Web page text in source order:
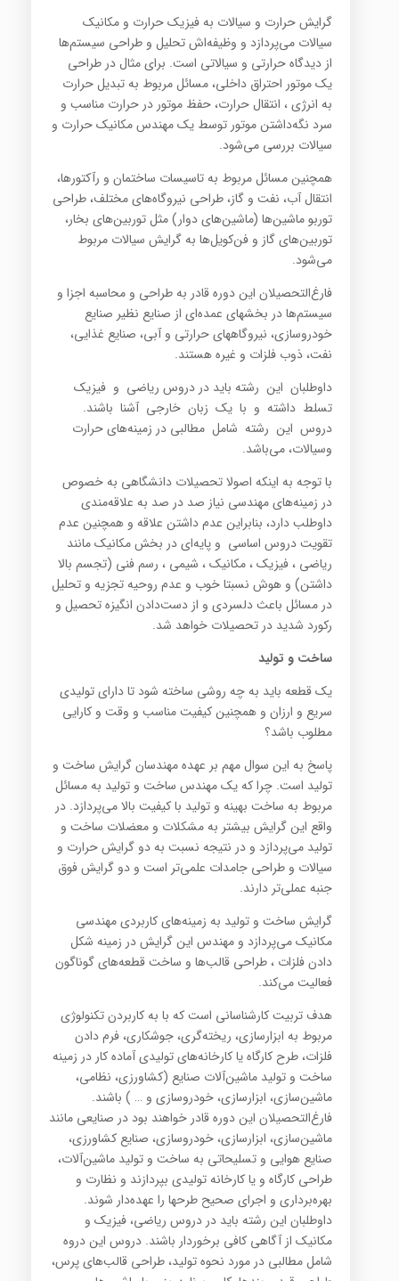
گرایش حرارت و سیالات به فیزیک حرارت و مکانیک
سیالات می‌پردازد و وظیفه‌اش تحلیل و طراحی سیستم‌ها
از دیدگاه حرارتی و سیالاتی است. برای مثال در طراحی
یک موتور احتراق داخلی، مسائل مربوط به تبدیل حرارت
به انرژی ، انتقال حرارت، حفظ موتور در حرارت مناسب و
سرد نگه‌داشتن موتور توسط یک مهندس مکانیک حرارت و
سیالات بررسی می‌شود.
همچنین مسائل مربوط به تاسیسات ساختمان و رآکتورها،
انتقال آب، نفت و گاز، طراحی نیروگاه‌های مختلف، طراحی
توربو ماشین‌ها (ماشین‌های دوار) مثل توربین‌های بخار،
توربین‌های گاز و فن‌کویل‌ها به گرایش سیالات مربوط
می‌شود.
فارغ‌التحصیلان این دوره قادر به طراحی و محاسبه اجزا و
سیستم‌ها در بخشهای عمده‌ای از صنایع نظیر صنایع
خودروسازی، نیروگاههای حرارتی و آبی، صنایع غذایی،
نفت، ذوب فلزات و غیره هستند.
داوطلبان این رشته باید در دروس ریاضی و فیزیک
تسلط داشته و با یک زبان خارجی آشنا باشند.
دروس این رشته شامل مطالبی در زمینه‌های حرارت
وسیالات، می‌باشد.
با توجه به اینکه اصولا تحصیلات دانشگاهی به خصوص
در زمینه‌های مهندسی نیاز صد در صد به علاقه‌مندی
داوطلب دارد، بنابراین عدم داشتن علاقه‌ و همچنین عدم
تقویت دروس اساسی و پایه‌ای در بخش مکانیک مانند
ریاضی ، فیزیک ، مکانیک ، شیمی ، رسم فنی (تجسم بالا
داشتن) و هوش نسبتا خوب و عدم روحیه تجزیه و تحلیل
در مسائل باعث دلسردی و از دست‌دادن انگیزه تحصیل و
رکورد شدید در تحصیلات خواهد شد.
ساخت و تولید
یک قطعه باید به چه روشی ساخته شود تا دارای تولیدی
سریع و ارزان و همچنین کیفیت مناسب و وقت و کارایی
مطلوب باشد؟
پاسخ به این سوال مهم بر عهده مهندسان گرایش ساخت و
تولید است. چرا که یک مهندس ساخت و تولید به مسائل
مربوط به ساخت بهینه و تولید با کیفیت بالا می‌پردازد. در
واقع این گرایش بیشتر به مشکلات و معضلات ساخت و
تولید می‌پردازد و در نتیجه نسبت به دو گرایش حرارت و
سیالات و طراحی جامدات علمی‌تر است و دو گرایش فوق
جنبه عملی‌تر دارند.
گرایش ساخت و تولید به زمینه‌های کاربردی مهندسی
مکانیک می‌پردازد و مهندس این گرایش در زمینه شکل
دادن فلزات ، طراحی قالب‌ها و ساخت قطعه‌های گوناگون
فعالیت می‌کند.
هدف تربیت کارشناسانی است که با به کاربردن تکنولوژی
مربوط به ابزارسازی، ریخته‌گری، جوشکاری، فرم دادن
فلزات، طرح کارگاه یا کارخانه‌های تولیدی آماده کار در زمینه
ساخت و تولید ماشین‌آلات صنایع (کشاورزی، نظامی،
ماشین‌سازی، ابزارسازی، خودروسازی و … ) باشند.
فارغ‌التحصیلان این دوره قادر خواهند بود در صنایعی مانند
ماشین‌سازی، ابزارسازی، خودروسازی، صنایع کشاورزی،
صنایع هوایی و تسلیحاتی به ساخت و تولید ماشین‌آلات،
طراحی کارگاه و یا کارخانه تولیدی بپردازند و نظارت و
بهره‌برداری و اجرای صحیح طرحها را عهده‌دار شوند.
داوطلبان این رشته باید در دروس ریاضی، فیزیک و
مکانیک از آگاهی کافی برخوردار باشند. دروس این دروه
شامل مطالبی در مورد نحوه تولید، طراحی قالب‌های پرس،